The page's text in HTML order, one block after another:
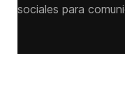
sociales para